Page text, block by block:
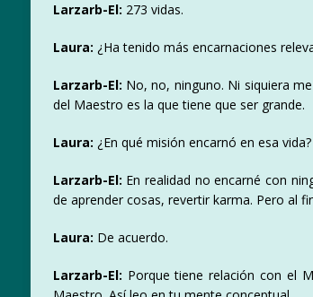
Larzarb-El: 273 vidas.
Laura: ¿Ha tenido más encarnaciones
Larzarb-El: No, no, ninguno. Ni siquiera
del Maestro es la que tiene que ser grande.
Laura: ¿En qué misión encarnó en esa vida?
Larzarb-El: En realidad no encarné con
de aprender cosas, revertir karma. Pero al
Laura: De acuerdo.
Larzarb-El: Porque tiene relación con el